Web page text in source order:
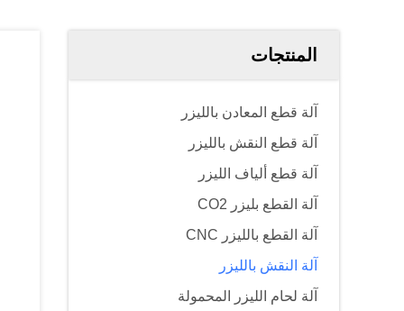
المنتجات
آلة قطع المعادن بالليزر
آلة قطع النقش بالليزر
آلة قطع ألياف الليزر
آلة القطع بليزر CO2
آلة القطع بالليزر CNC
آلة النقش بالليزر
آلة لحام الليزر المحمولة